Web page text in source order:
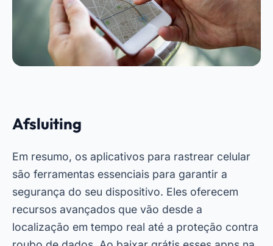
Afsluiting
Em resumo, os aplicativos para rastrear celular
são ferramentas essenciais para garantir a
segurança do seu dispositivo. Eles oferecem
recursos avançados que vão desde a
localização em tempo real até a proteção contra